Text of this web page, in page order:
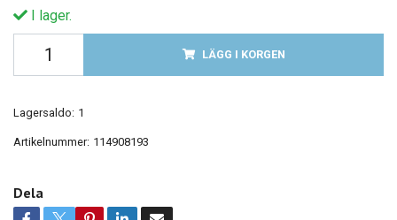
I lager.
LÄGG I KORGEN
Lagersaldo: 1
Artikelnummer: 114908193
Dela